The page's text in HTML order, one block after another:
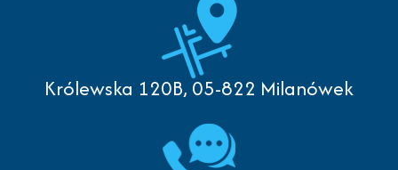
Królewska 120B, 05-822 Milanówek